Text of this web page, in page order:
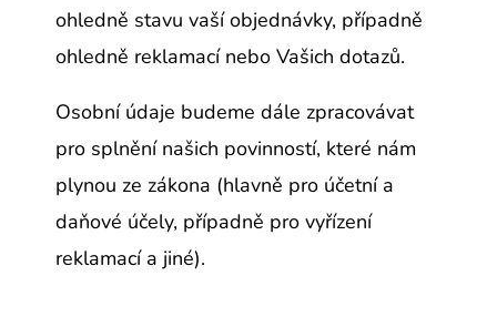
ohledně stavu vaší objednávky, případně
ohledně reklamací nebo Vašich dotazů.
Osobní údaje budeme dále zpracovávat
pro splnění našich povinností, které nám
plynou ze zákona (hlavně pro účetní a
daňové účely, případně pro vyřízení
reklamací a jiné).